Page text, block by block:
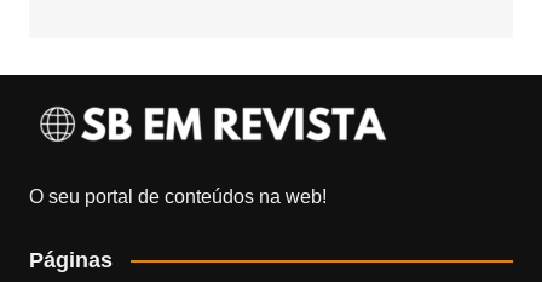
O seu portal de conteúdos na web!
Páginas